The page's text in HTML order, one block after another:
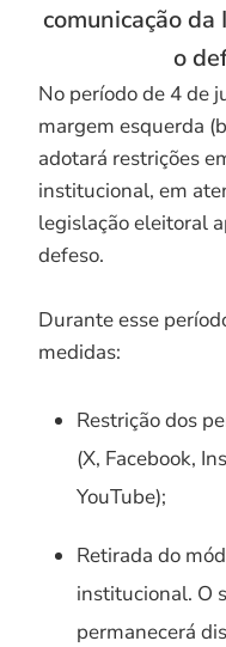
comunicação
o
No período de 4 de
margem esquerda
adotará restrições
institucional, em
legislação eleitoral
defeso.
Durante esse
medidas:
Restrição dos
(X, Facebook,
YouTube);
Retirada do
institucional. O
permanecerá